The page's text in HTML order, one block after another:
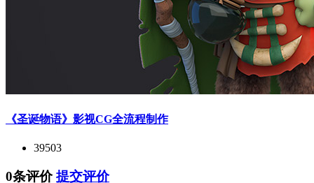
《圣诞物语》影视CG全流程制作
39503
0条评价 提交评价